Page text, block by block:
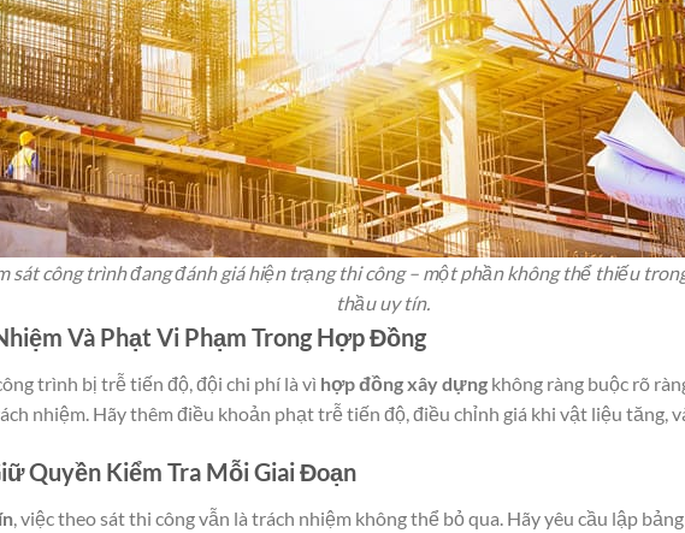
sát công trình đang đánh giá hiện trạng thi công – một phần không thể thiếu
thầu uy tín.
Và Phạt Vi Phạm Trong Hợp Đồng
trình bị trễ tiến độ, đội chi phí là vì hợp đồng xây dựng không ràng buộc rõ
nhiệm. Hãy thêm điều khoản phạt trễ tiến độ, điều chỉnh giá khi vật liệu tăng,
Quyền Kiểm Tra Mỗi Giai Đoạn
, việc theo sát thi công vẫn là trách nhiệm không thể bỏ qua. Hãy yêu cầu lập